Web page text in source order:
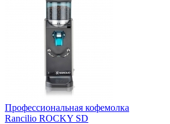
Профессиональная кофемолка
Rancilio ROCKY SD